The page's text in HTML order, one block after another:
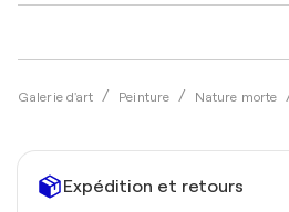
Galerie d'art Peinture Nature morte
Expédition et retours